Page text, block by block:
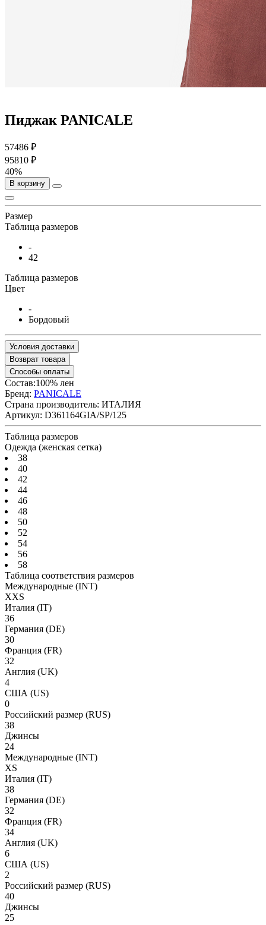
Пиджак PANICALE
57486 ₽
95810 ₽
40%
В корзину
Размер
Таблица размеров
-
42
Таблица размеров
Цвет
-
Бордовый
Условия доставки
Возврат товара
Способы оплаты
Состав:100% лен
Бренд: PANICALE
Страна производитель: ИТАЛИЯ
Артикул: D361164GIA/SP/125
Таблица размеров
Одежда (женская сетка)
38
40
42
44
46
48
50
52
54
56
58
Таблица соответствия размеров
Международные (INT)
XXS
Италия (IT)
36
Германия (DE)
30
Франция (FR)
32
Англия (UK)
4
США (US)
0
Российский размер (RUS)
38
Джинсы
24
Международные (INT)
XS
Италия (IT)
38
Германия (DE)
32
Франция (FR)
34
Англия (UK)
6
США (US)
2
Российский размер (RUS)
40
Джинсы
25